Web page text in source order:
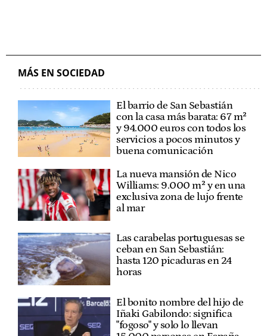
MÁS EN SOCIEDAD
El barrio de San Sebastián
con la casa más barata: 67 m²
y 94.000 euros con todos los
servicios a pocos minutos y
buena comunicación
La nueva mansión de Nico
Williams: 9.000 m² y en una
exclusiva zona de lujo frente
al mar
Las carabelas portuguesas se
ceban en San Sebastián:
hasta 120 picaduras en 24
horas
El bonito nombre del hijo de
Iñaki Gabilondo: significa
"fogoso" y solo lo llevan